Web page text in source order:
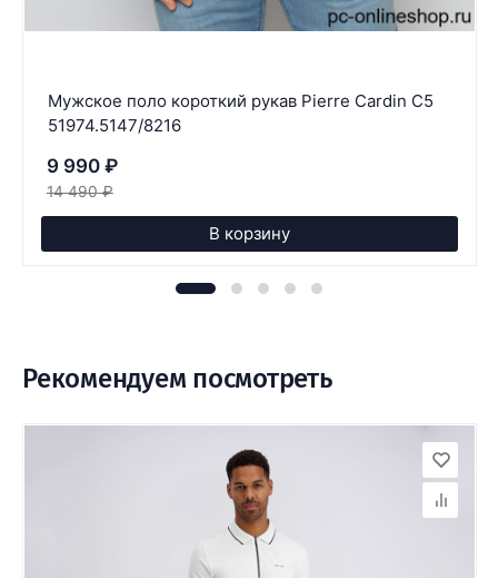
Мужское поло короткий рукав Pierre Cardin C5
51974.5147/8216
9 990 ₽
14 490 ₽
В корзину
Рекомендуем посмотреть